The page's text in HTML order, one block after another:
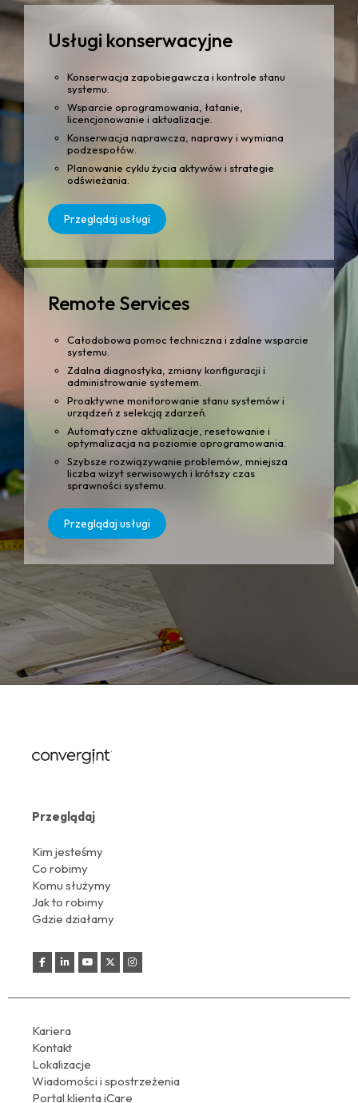
Usługi konserwacyjne
Konserwacja zapobiegawcza i kontrole stanu
systemu.
Wsparcie oprogramowania, łatanie,
licencjonowanie i aktualizacje.
Konserwacja naprawcza, naprawy i wymiana
podzespołów.
Planowanie cyklu życia aktywów i strategie
odświeżania.
Przeglądaj usługi
Remote Services
Całodobowa pomoc techniczna i zdalne wsparcie
systemu.
Zdalna diagnostyka, zmiany konfiguracji i
administrowanie systemem.
Proaktywne monitorowanie stanu systemów i
urządzeń z selekcją zdarzeń.
Automatyczne aktualizacje, resetowanie i
optymalizacja na poziomie oprogramowania.
Szybsze rozwiązywanie problemów, mniejsza
liczba wizyt serwisowych i krótszy czas
sprawności systemu.
Przeglądaj usługi
Przeglądaj
Kim jesteśmy
Co robimy
Komu służymy
Jak to robimy
Gdzie działamy
Kariera
Kontakt
Lokalizacje
Wiadomości i spostrzeżenia
Portal klienta iCare